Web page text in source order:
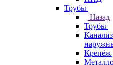
Трубы
Назад
Трубы
Крепёж